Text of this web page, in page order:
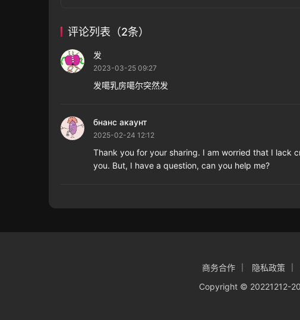
评论列表（2条）
发
2023-03-25 09:27
发噶乳房噶尔突然发
бнанс акаунт
2025-02-24 12:12
Thank you for your sharing. I am worried that I lack
you. But, I have a question, can you help me?
商务合作 隐私政策
Copyright © 20221212-